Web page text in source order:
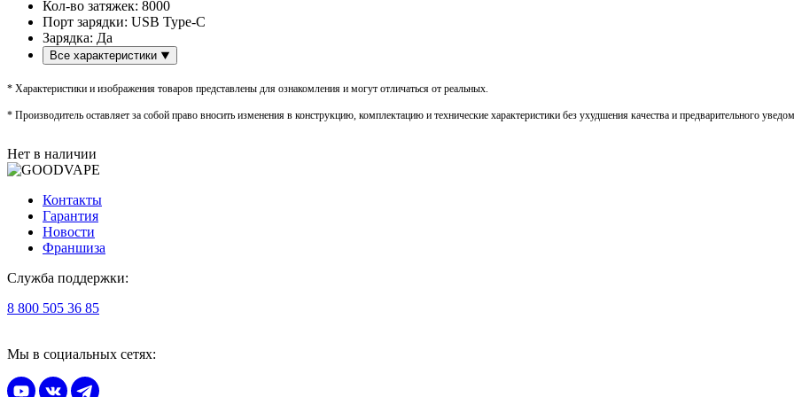
Кол-во затяжек: 8000
Порт зарядки: USB Type-C
Зарядка: Да
Все характеристики
* Характеристики и изображения товаров представлены для ознакомления и могут отличаться от реальных.
* Производитель оставляет за собой право вносить изменения в конструкцию, комплектацию и технические характеристики без ухудшения качества и предварительного
Нет в наличии
Контакты
Гарантия
Новости
Франшиза
Служба поддержки:
8 800 505 36 85
Мы в социальных сетях: